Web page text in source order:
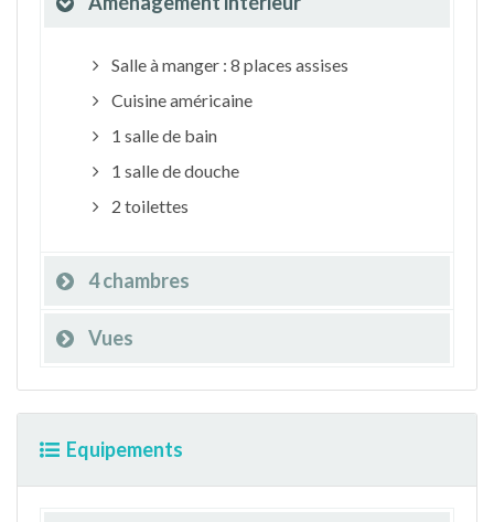
Salle à manger : 8 places assises
Cuisine américaine
1 salle de bain
1 salle de douche
2 toilettes
4 chambres
Vues
Equipements